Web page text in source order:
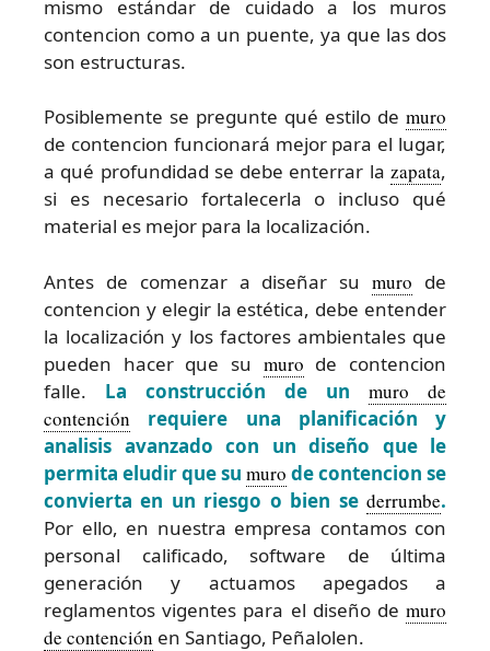
mismo estándar de cuidado a los muros
contencion como a un puente, ya que las dos
son estructuras.
Posiblemente se pregunte qué estilo de muro
de contencion funcionará mejor para el lugar,
a qué profundidad se debe enterrar la zapata,
si es necesario fortalecerla o incluso qué
material es mejor para la localización.
Antes de comenzar a diseñar sumuro de
contencion y elegir la estética, debe entender
la localización y los factores ambientales que
pueden hacer que su muro de contencion
falle. La construcción de un muro de
contención requiere una planificación y
analisis avanzado con un diseño que le
permita eludir que su muro de contencion se
convierta en un riesgo o bien se derrumbe.
Por ello, en nuestra empresa contamos con
personal calificado, software de última
generación y actuamos apegados a
reglamentos vigentes para el diseño de muro
de contención en Santiago, Peñalolen.